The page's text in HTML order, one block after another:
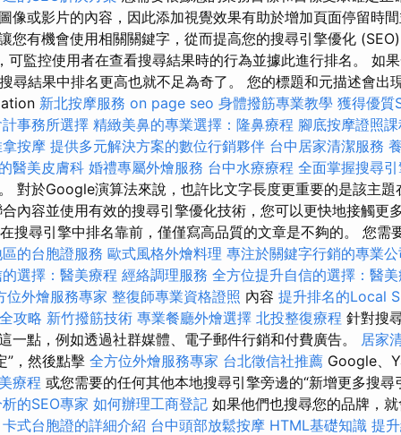
像或影片的內容，因此添加視覺效果有助於增加頁面停留時
您有機會使用相關關鍵字，從而提高您的搜尋引擎優化
可監控使用者在查看搜尋結果時的行為並據此進行排名。 如
尋結果中排名更高也就不足為奇了。 您的標題和元描述會出
新北按摩服務 on page seo 身體撥筋專業教學 獲得優質
事務所選擇 精緻美鼻的專業選擇：隆鼻療程 腳底按摩證照
按摩 提供多元解決方案的數位行銷夥伴 台中居家清潔服務
醫美皮膚科 婚禮專屬外燴服務 台中水療療程 全面掌握搜尋
對於Google演算法來說，也許比文字長度更重要的是該主題
內容並使用有效的搜尋引擎優化技術，您可以更快地接觸更
搜尋引擎中排名靠前，僅僅寫高品質的文章是不夠的。 您需
的台胞證服務 歐式風格外燴料理 專注於關鍵字行銷的專業
選擇：醫美療程 經絡調理服務 全方位提升自信的選擇：醫
位外燴服務專家 整復師專業資格證照 內容 提升排名的Local
攻略 新竹撥筋技術 專業餐廳外燴選擇 北投整復療程 針對搜
一點，例如透過社群媒體、電子郵件行銷和付費廣告。 居家
”，然後點擊 全方位外燴服務專家 台北徵信社推薦 Google、
療程 或您需要的任何其他本地搜尋引擎旁邊的“新增更多搜尋
的SEO專家 如何辦理工商登記 如果他們也搜尋您的品牌，
卡式台胞證的詳細介紹 台中頭部放鬆按摩 HTML基礎知識 提